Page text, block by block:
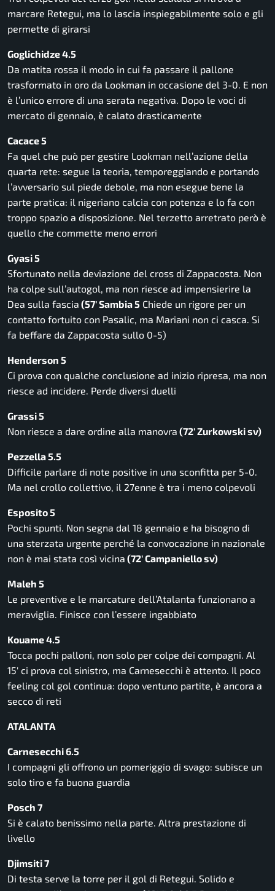
marcare Retegui, ma lo lascia inspiegabilmente solo e gli
permette di girarsi
Goglichidze 4.5
Da matita rossa il modo in cui fa passare il pallone
trasformato in oro da Lookman in occasione del 3-0. E non
è l’unico errore di una serata negativa. Dopo le voci di
mercato di gennaio, è calato drasticamente
Cacace 5
Fa quel che può per gestire Lookman nell’azione della
quarta rete: segue la teoria, temporeggiando e portando
l’avversario sul piede debole, ma non esegue bene la
parte pratica: il nigeriano calcia con potenza e lo fa con
troppo spazio a disposizione. Nel terzetto arretrato però è
quello che commette meno errori
Gyasi 5
Sfortunato nella deviazione del cross di Zappacosta. Non
ha colpe sull’autogol, ma non riesce ad impensierire la
Dea sulla fascia (57′ Sambia 5 Chiede un rigore per un
contatto fortuito con Pasalic, ma Mariani non ci casca. Si
fa beffare da Zappacosta sullo 0-5)
Henderson 5
Ci prova con qualche conclusione ad inizio ripresa, ma non
riesce ad incidere. Perde diversi duelli
Grassi 5
Non riesce a dare ordine alla manovra (72′ Zurkowski sv)
Pezzella 5.5
Difficile parlare di note positive in una sconfitta per 5-0.
Ma nel crollo collettivo, il 27enne è tra i meno colpevoli
Esposito 5
Pochi spunti. Non segna dal 18 gennaio e ha bisogno di
una sterzata urgente perché la convocazione in nazionale
non è mai stata così vicina (72′ Campaniello sv)
Maleh 5
Le preventive e le marcature dell’Atalanta funzionano a
meraviglia. Finisce con l’essere ingabbiato
Kouame 4.5
Tocca pochi palloni, non solo per colpe dei compagni. Al
15′ ci prova col sinistro, ma Carnesecchi è attento. Il poco
feeling col gol continua: dopo ventuno partite, è ancora a
secco di reti
ATALANTA
Carnesecchi 6.5
I compagni gli offrono un pomeriggio di svago: subisce un
solo tiro e fa buona guardia
Posch 7
Si è calato benissimo nella parte. Altra prestazione di
livello
Djimsiti 7
Di testa serve la torre per il gol di Retegui. Solido e